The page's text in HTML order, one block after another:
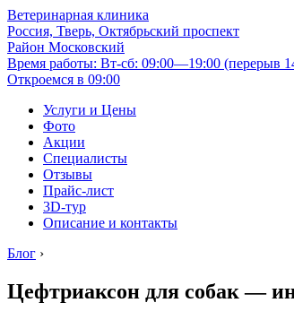
Ветеринарная клиника
Россия, Тверь, Октябрьский проспект
Район Московский
Время работы: Вт-сб: 09:00—19:00 (перерыв
Откроемся в 09:00
Услуги и Цены
Фото
Акции
Специалисты
Отзывы
Прайс-лист
3D-тур
Описание и контакты
Блог ›
Цефтриаксон для собак —